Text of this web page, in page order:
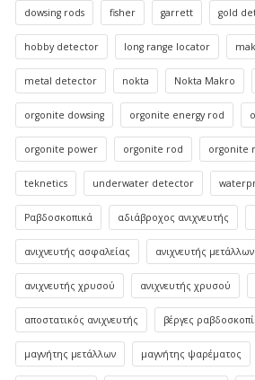
dowsing rods fisher garrett gold
hobby detector long range locator
metal detector nokta Nokta Makro
orgonite dowsing orgonite energy rod
orgonite power orgonite rod orgonite
teknetics underwater detector
Ραβδοσκοπικά αδιάβροχος ανιχνευτής
ανιχνευτής ασφαλείας ανιχνευτής μετάλλων
ανιχνευτής χρυσού ανιχνευτής χρυσού
αποστατικός ανιχνευτής βέργες
μαγνήτης μετάλλων μαγνήτης ψαρέματος